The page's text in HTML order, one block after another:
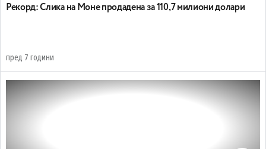
Рекорд: Слика на Моне продадена за 110,7 милиони долари
пред 7 години